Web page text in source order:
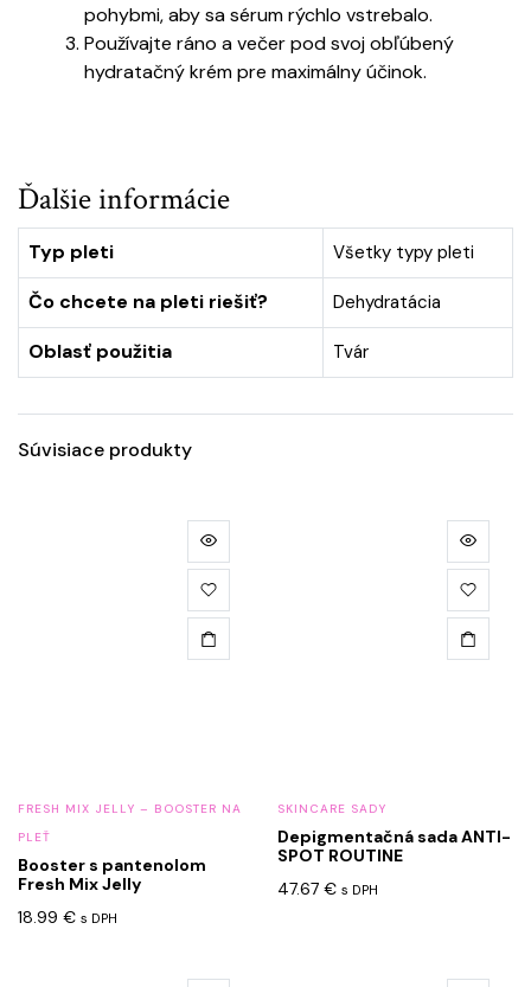
pohybmi, aby sa sérum rýchlo vstrebalo.
Používajte ráno a večer pod svoj obľúbený
hydratačný krém pre maximálny účinok.
Ďalšie informácie
Typ pleti Všetky typy pleti
Čo chcete na pleti riešiť? Dehydratácia
Oblasť použitia Tvár
Súvisiace produkty
FRESH MIX JELLY – BOOSTER NA
PLEŤ
Booster s pantenolom
Fresh Mix Jelly
18.99 € s DPH
SKINCARE SADY
Depigmentačná sada ANTI-
SPOT ROUTINE
47.67 € s DPH